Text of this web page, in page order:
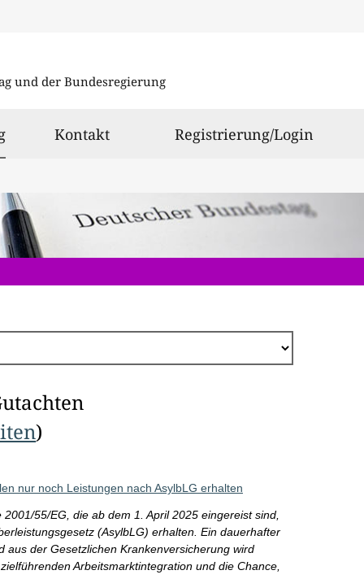
und der Bundesregierung
ausgewählt
Kontakt Registrierung/Login
)
nur noch Leistungen nach AsylbLG erhalten
55/EG, die ab dem 1. April 2025 eingereist sind,
(AsylbLG) erhalten. Ein dauerhafter
aus der Gesetzlichen Krankenversicherung wird
Arbeitsmarktintegration und die Chance,